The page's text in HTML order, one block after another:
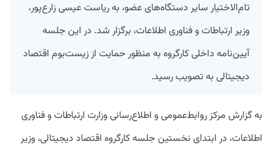
تام‌الاختیار سایر دستگاه‌های عضو، به ریاست عیسی زارع‌پور،
وزیر ارتباطات و فناوری اطلاعات، برگزار شد. در این جلسه
آیین‌نامه داخلی کارگروه به منظور حمایت از زیست‌بوم اقتصاد
دیجیتالی به تصویب رسید.
به گزارش مرکز روابط‌عمومی و اطلاع‌رسانی وزارت ارتباطات و فناوری
اطلاعات، در ابتدای نخستین جلسه کارگروه اقتصاد دیجیتالی، وزیر